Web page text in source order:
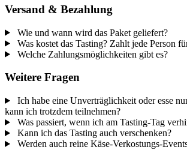
Versand & Bezahlung
Wie und wann wird das Paket geliefert?
Was kostet das Tasting? Zahlt jede Person
Welche Zahlungsmöglichkeiten gibt es?
Weitere Fragen
Ich habe eine Unverträglichkeit oder esse
kann ich trotzdem teilnehmen?
Was passiert, wenn ich am Tasting-Tag
Kann ich das Tasting auch verschenken?
Werden auch reine Käse-Verkostungs-